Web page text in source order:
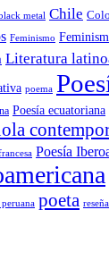
metal Chile
Feminismo
Literatura
poema
Poesía ecuatoriana
Poesía
peruana poeta reseña